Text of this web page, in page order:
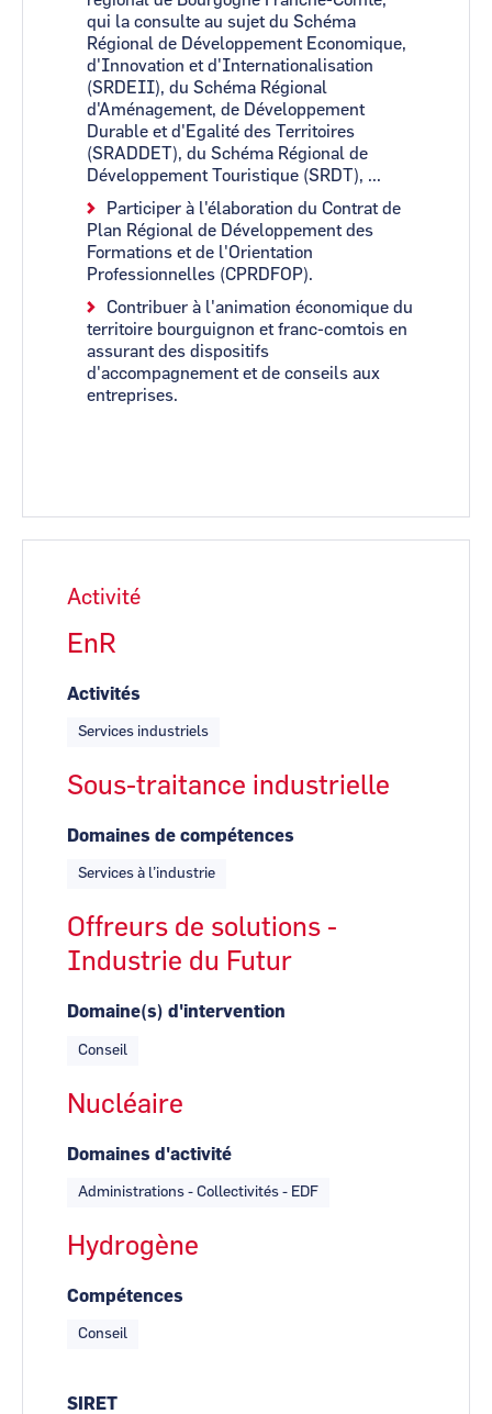
qui la consulte au sujet du Schéma
Régional de Développement Economique,
d'Innovation et d'Internationalisation
(SRDEII), du Schéma Régional
d'Aménagement, de Développement
Durable et d'Egalité des Territoires
(SRADDET), du Schéma Régional de
Développement Touristique (SRDT), ...
Participer à l'élaboration du Contrat de
Plan Régional de Développement des
Formations et de l'Orientation
Professionnelles (CPRDFOP).
Contribuer à l'animation économique du
territoire bourguignon et franc-comtois en
assurant des dispositifs
d'accompagnement et de conseils aux
entreprises.
Activité
EnR
Activités
Services industriels
Sous-traitance industrielle
Domaines de compétences
Services à l’industrie
Offreurs de solutions -
Industrie du Futur
Domaine(s) d'intervention
Conseil
Nucléaire
Domaines d'activité
Administrations - Collectivités - EDF
Hydrogène
Compétences
Conseil
SIRET